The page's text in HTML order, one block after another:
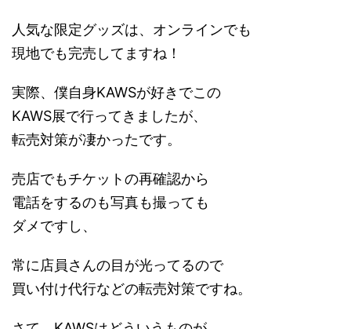
人気な限定グッズは、オンラインでも
現地でも完売してますね！
実際、僕自身KAWSが好きでこの
KAWS展で行ってきましたが、
転売対策が凄かったです。
売店でもチケットの再確認から
電話をするのも写真も撮っても
ダメですし、
常に店員さんの目が光ってるので
買い付け代行などの転売対策ですね。